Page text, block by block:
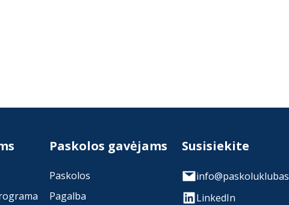
Paskolos gavėjams
Paskolos
Pagalba
Susisiekite
LinkedIn